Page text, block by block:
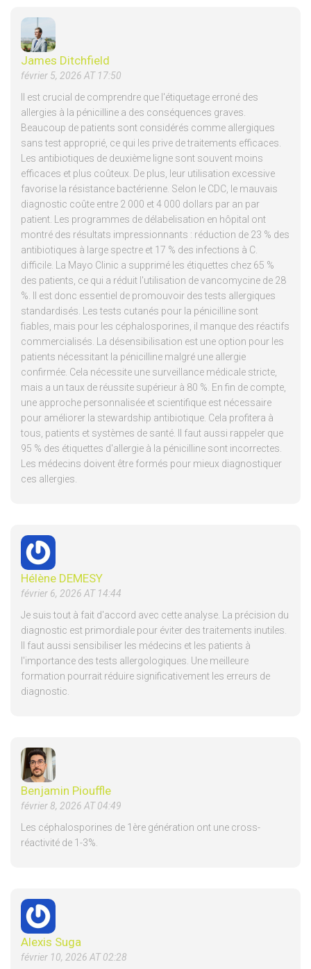
James Ditchfield
février 5, 2026 AT 17:50
Il est crucial de comprendre que l'étiquetage erroné des
allergies à la pénicilline a des conséquences graves.
Beaucoup de patients sont considérés comme allergiques
sans test approprié, ce qui les prive de traitements efficaces.
Les antibiotiques de deuxième ligne sont souvent moins
efficaces et plus coûteux. De plus, leur utilisation excessive
favorise la résistance bactérienne. Selon le CDC, le mauvais
diagnostic coûte entre 2 000 et 4 000 dollars par an par
patient. Les programmes de délabelisation en hôpital ont
montré des résultats impressionnants : réduction de 23 % des
antibiotiques à large spectre et 17 % des infections à C.
difficile. La Mayo Clinic a supprimé les étiquettes chez 65 %
des patients, ce qui a réduit l'utilisation de vancomycine de 28
%. Il est donc essentiel de promouvoir des tests allergiques
standardisés. Les tests cutanés pour la pénicilline sont
fiables, mais pour les céphalosporines, il manque des réactifs
commercialisés. La désensibilisation est une option pour les
patients nécessitant la pénicilline malgré une allergie
confirmée. Cela nécessite une surveillance médicale stricte,
mais a un taux de réussite supérieur à 80 %. En fin de compte,
une approche personnalisée et scientifique est nécessaire
pour améliorer la stewardship antibiotique. Cela profitera à
tous, patients et systèmes de santé. Il faut aussi rappeler que
95 % des étiquettes d'allergie à la pénicilline sont incorrectes.
Les médecins doivent être formés pour mieux diagnostiquer
ces allergies.
Hélène DEMESY
février 6, 2026 AT 14:44
Je suis tout à fait d'accord avec cette analyse. La précision du
diagnostic est primordiale pour éviter des traitements inutiles.
Il faut aussi sensibiliser les médecins et les patients à
l'importance des tests allergologiques. Une meilleure
formation pourrait réduire significativement les erreurs de
diagnostic.
Benjamin Piouffle
février 8, 2026 AT 04:49
Les céphalosporines de 1ère génération ont une cross-
réactivité de 1-3%.
Alexis Suga
février 10, 2026 AT 02:28